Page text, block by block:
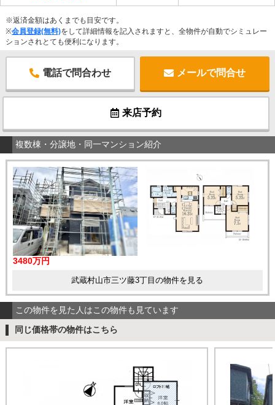
※返済金額はあくまでも目安です。
※会員登録(無料)をして詳細情報を記入されますと、全物件が自動でシミュレー
ションされとても便利になります。
電話で問合わせ メールで問合せ
来店予約
複数棟・分譲地・同一マンション紹介
3480万円
武蔵村山市三ツ藤3丁目の物件を見る
この物件を見た人はこの物件も見ています
同じ価格帯の物件はこちら